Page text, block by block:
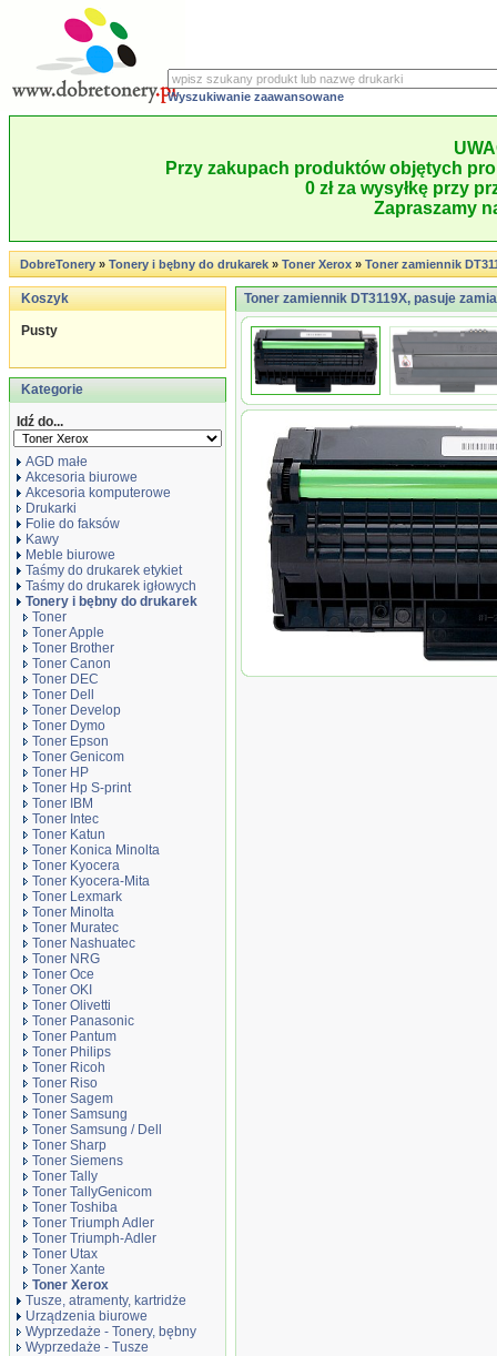
Wyszukiwanie zaawansowane
Przy zakupach produktów objętych
0 zł za wysyłkę przy
Zapraszamy
DobreTonery»Tonery i bębny do drukarek»Toner Xerox»Toner zamiennik
Koszyk
Pusty
Kategorie
Idź do...
AGD małe
Akcesoria biurowe
Akcesoria komputerowe
Drukarki
Folie do faksów
Kawy
Meble biurowe
Taśmy do drukarek etykiet
Taśmy do drukarek igłowych
Tonery i bębny do drukarek
Toner
Toner Apple
Toner Brother
Toner Canon
Toner DEC
Toner Dell
Toner Develop
Toner Dymo
Toner Epson
Toner Genicom
Toner HP
Toner Hp S-print
Toner IBM
Toner Intec
Toner Katun
Toner Konica Minolta
Toner Kyocera
Toner Kyocera-Mita
Toner Lexmark
Toner Minolta
Toner Muratec
Toner Nashuatec
Toner NRG
Toner Oce
Toner OKI
Toner Olivetti
Toner Panasonic
Toner Pantum
Toner Philips
Toner Ricoh
Toner Riso
Toner Sagem
Toner Samsung
Toner Samsung / Dell
Toner Sharp
Toner Siemens
Toner Tally
Toner TallyGenicom
Toner Toshiba
Toner Triumph Adler
Toner Triumph-Adler
Toner Utax
Toner Xante
Toner Xerox
Tusze, atramenty, kartridże
Urządzenia biurowe
Wyprzedaże - Tonery, bębny
Wyprzedaże - Tusze
Toner zamiennik DT3119X, pasuje
Toner zamiennik DT3119X